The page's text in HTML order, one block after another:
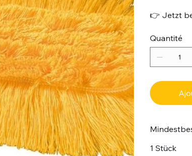
👉 Jetzt
Quantité
1 Stück